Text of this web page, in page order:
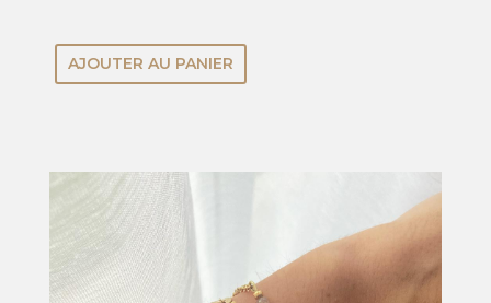
AJOUTER AU PANIER